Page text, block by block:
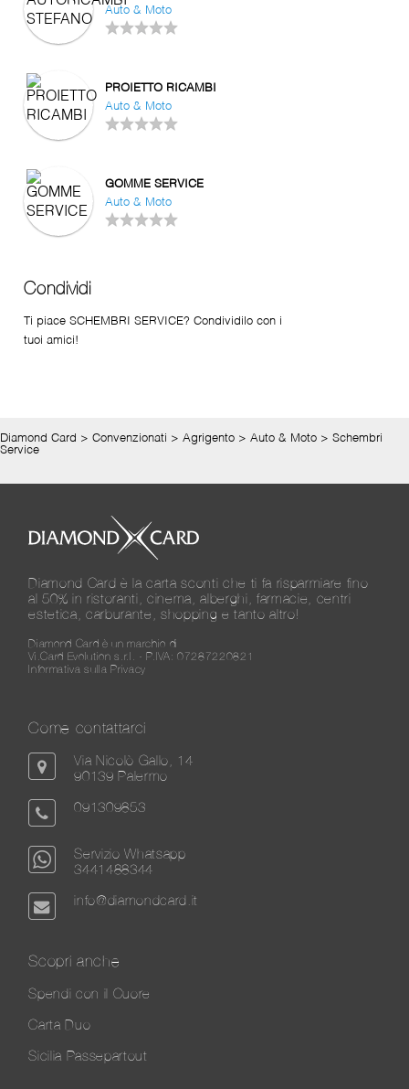
Auto & Moto
PROIETTO RICAMBI
Auto & Moto
GOMME SERVICE
Auto & Moto
Condividi
Ti piace SCHEMBRI SERVICE? Condividilo con i
tuoi amici!
Diamond Card > Convenzionati > Agrigento > Auto & Moto > Schembri
Service
Diamond Card è la carta sconti che ti fa risparmiare fino
al 50% in ristoranti, cinema, alberghi, farmacie, centri
estetica, carburante, shopping e tanto altro!
Diamond Card è un marchio di
Vi.Card Evolution s.r.l. - P.IVA: 07287220821
Informativa sulla Privacy
Come contattarci
Via Nicolò Gallo, 14
90139 Palermo
091309853
Servizio Whatsapp
3441488344
info@diamondcard.it
Scopri anche
Spendi con il Cuore
Carta Duo
Sicilia Passepartout